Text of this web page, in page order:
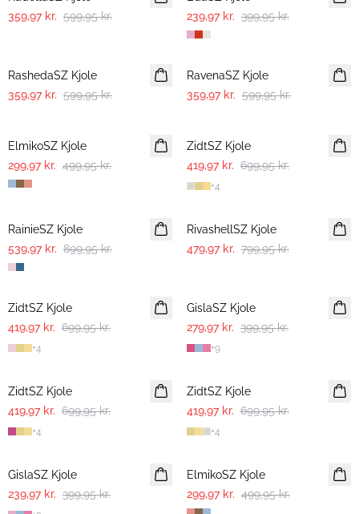
359,97 kr. 599,95 kr.
239,97 kr. 399,95 kr.
RashedaSZ Kjole
359,97 kr. 599,95 kr.
-40%
RavenaSZ Kjole
359,97 kr. 599,95 kr.
ElmikoSZ Kjole
299,97 kr. 499,95 kr.
ZidtSZ Kjole
419,97 kr. 699,95 kr.
+4
RainieSZ Kjole
539,97 kr. 899,95 kr.
RivashellSZ Kjole
479,97 kr. 799,95 kr.
-40%
ZidtSZ Kjole
419,97 kr. 699,95 kr.
+4
GislaSZ Kjole
279,97 kr. 399,95 kr.
+9
ZidtSZ Kjole
419,97 kr. 699,95 kr.
+4
ZidtSZ Kjole
419,97 kr. 699,95 kr.
+4
GislaSZ Kjole
239,97 kr. 399,95 kr.
ElmikoSZ Kjole
299,97 kr. 499,95 kr.